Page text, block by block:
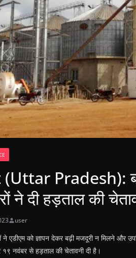
Pradesh):
ने दी हड़ताल की
user
ने एडीएम को ज्ञापन देकर बढ़ी मजदूरी न मिलने और
१९ नवंबर से हड़ताल की चेतावनी दी है।